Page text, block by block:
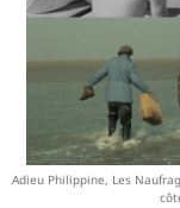
Adieu Philippine, Les